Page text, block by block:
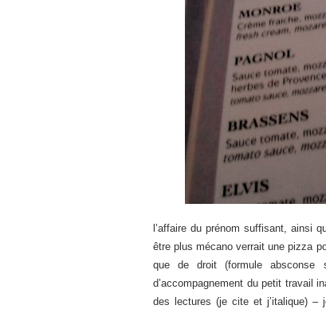
l’affaire du prénom suffisant, ainsi
être plus mécano verrait une pizza
que de droit (formule
d’accompagnement du petit travail
des lectures (je cite et j’italique) –